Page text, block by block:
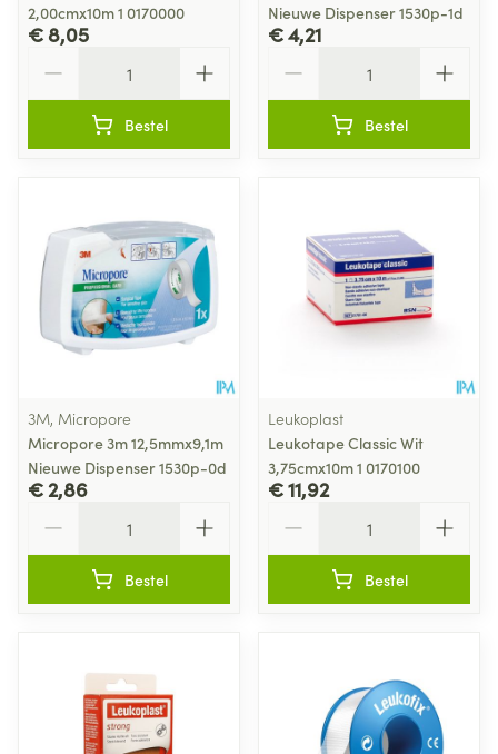
2,00cmx10m 1 0170000
€ 8,05
Bestel
Nieuwe Dispenser 1530p-1d
€ 4,21
Bestel
3M, Micropore
Micropore 3m 12,5mmx9,1m
Nieuwe Dispenser 1530p-0d
€ 2,86
Bestel
Leukoplast
Leukotape Classic Wit
3,75cmx10m 1 0170100
€ 11,92
Bestel